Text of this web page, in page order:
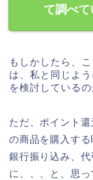
て調べて
もしかしたら、
は、私と同じよ
を検討している
ただ、ポイント
の商品を購入す
銀行振り込み、
に、、、と、思